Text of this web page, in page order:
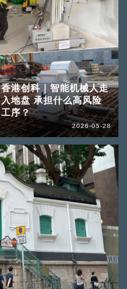
香港创科｜智能机械人走
入地盘 承担什么高风险
工序？
2026-05-28